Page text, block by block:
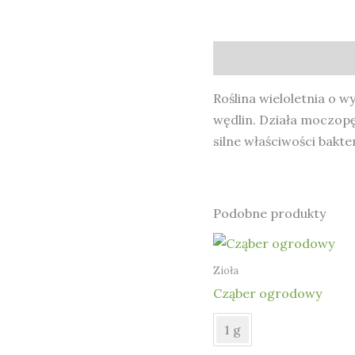
Roślina wieloletnia o
wędlin. Działa
silne właściwości
Podobne produkty
Zioła
Cząber ogrodowy
1 g